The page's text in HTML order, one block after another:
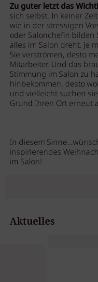
Zu guter letzt das
sich selbst. In keiner
wie in der stressigen
oder Salonchefin bilden
alles im Salon dreht. Je
Sie verströmen, desto
Mitarbeiter. Und das
Stimmung im Salon zu
hinbekommen, desto
und vielleicht suchen
Grund Ihren Ort erneut
In diesem
inspirierendes
im Salon!
Aktuelles